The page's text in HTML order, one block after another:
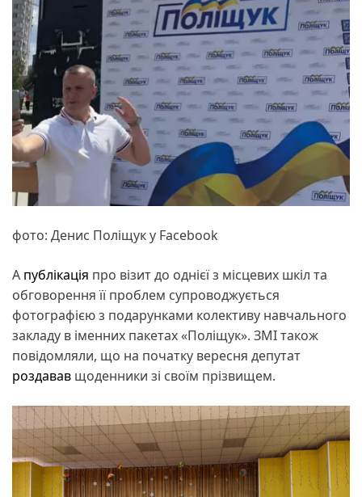
фото: Денис Поліщук у Facebook
А публікація про візит до однієї з місцевих шкіл та
обговорення її проблем супроводжується
фотографією з подарунками колективу навчального
закладу в іменних пакетах «Поліщук». ЗМІ також
повідомляли, що на початку вересня депутат
роздавав щоденники зі своїм прізвищем.